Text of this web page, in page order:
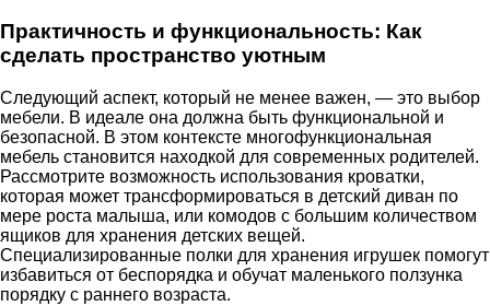
Практичность и функциональность: Как
сделать пространство уютным
Следующий аспект, который не менее важен, — это выбор
мебели. В идеале она должна быть функциональной и
безопасной. В этом контексте многофункциональная
мебель становится находкой для современных родителей.
Рассмотрите возможность использования кроватки,
которая может трансформироваться в детский диван по
мере роста малыша, или комодов с большим количеством
ящиков для хранения детских вещей.
Специализированные полки для хранения игрушек помогут
избавиться от беспорядка и обучат маленького ползунка
порядку с раннего возраста.